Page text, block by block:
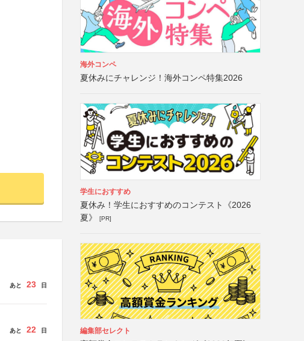
あと 23 日
あと 22 日
海外コンペ
夏休みにチャレンジ！海外コンペ特集2026
学生におすすめ
夏休み！学生におすすめのコンテスト《2026
夏》
[PR]
編集部セレクト